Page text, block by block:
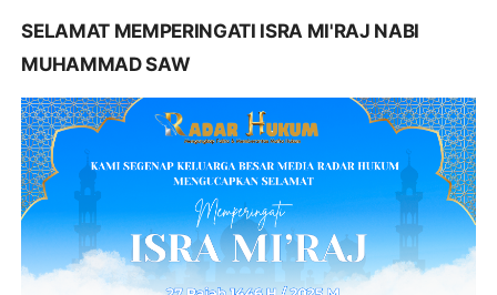
SELAMAT MEMPERINGATI ISRA MI'RAJ NABI
MUHAMMAD SAW